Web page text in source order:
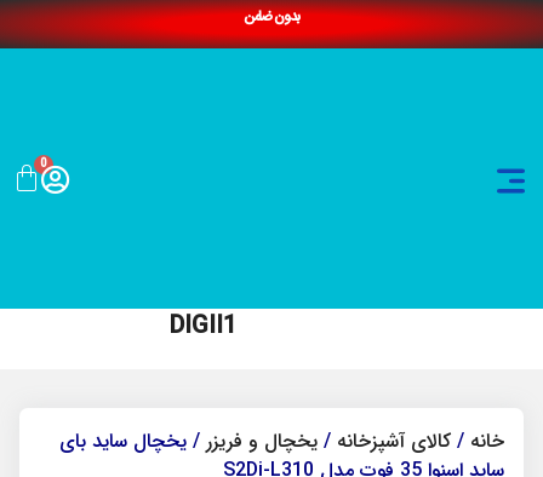
بدون ضامن
0
DIGII1
خانه / کالای آشپزخانه / یخچال و فریزر / یخچال ساید بای
ساید اسنوا 35 فوت مدل S2Di-L310